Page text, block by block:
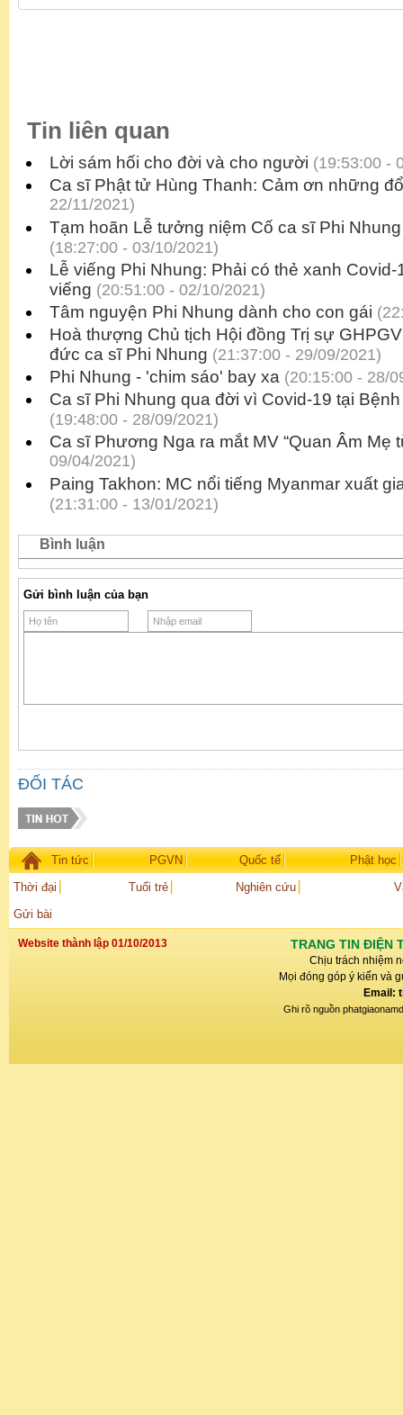
Tin liên quan
Lời sám hối cho đời và cho người (19:53:00 -
Ca sĩ Phật tử Hùng Thanh: Cảm ơn những
22/11/2021)
Tạm hoãn Lễ tưởng niệm Cố ca sĩ Phi
(18:27:00 - 03/10/2021)
Lễ viếng Phi Nhung: Phải có thẻ xanh
viếng (20:51:00 - 02/10/2021)
Tâm nguyện Phi Nhung dành cho con gái
Hoà thượng Chủ tịch Hội đồng Trị sự
đức ca sĩ Phi Nhung (21:37:00 - 29/09/2021)
Phi Nhung - 'chim sáo' bay xa (20:15:00 - 28/
Ca sĩ Phi Nhung qua đời vì Covid-19 tại
(19:48:00 - 28/09/2021)
Ca sĩ Phương Nga ra mắt MV “Quan Âm Mẹ
09/04/2021)
Paing Takhon: MC nổi tiếng Myanmar xuất
(21:31:00 - 13/01/2021)
Bình luận
Gửi bình luận của bạn
ĐỐI TÁC
Tin tức PGVN Quốc tế
Phật học
Thời đại
Tuổi trẻ Nghiên cứu
Gửi bài
Website thành lập 01/10/2013 TRANG TIN ĐIỆN
Chịu trách nhiệm
Mọi đóng góp ý kiến và
Email:
Ghi rõ nguồn